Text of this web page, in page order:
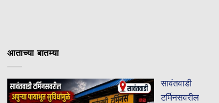
आताच्या बातम्या
सावंतवाडी
टर्मिनसवरील